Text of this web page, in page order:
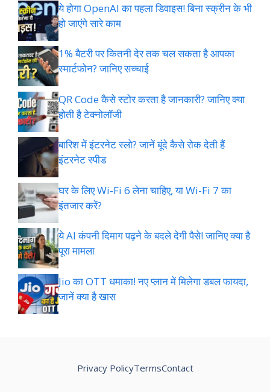
ये होगा OpenAI का पहला डिवाइस! बिना स्क्रीन के भी
हो जाएंगे सारे काम
1% बैटरी पर कितनी देर तक चल सकता है आपका
स्मार्टफोन? जानिए सच्चाई
QR Code कैसे स्टोर करता है जानकारी? जानिए क्या
होती है टेक्नोलॉजी
बारिश में इंटरनेट स्लो? जानें बूंदे कैसे रोक देती हैं
इंटरनेट स्पीड
घर के लिए Wi-Fi 6 लेना चाहिए, या Wi-Fi 7 का
इंतजार करें?
ये AI कंपनी दिमाग पढ़ने के बदले देगी पैसे! जानिए क्या है
पूरा मामला
Jio का OTT धमाका! नए प्लान में मिलेगा डबल फायदा,
जानें क्या है खास
Privacy PolicyTermsContact